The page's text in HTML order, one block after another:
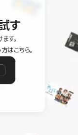
す
す。
はこちら。